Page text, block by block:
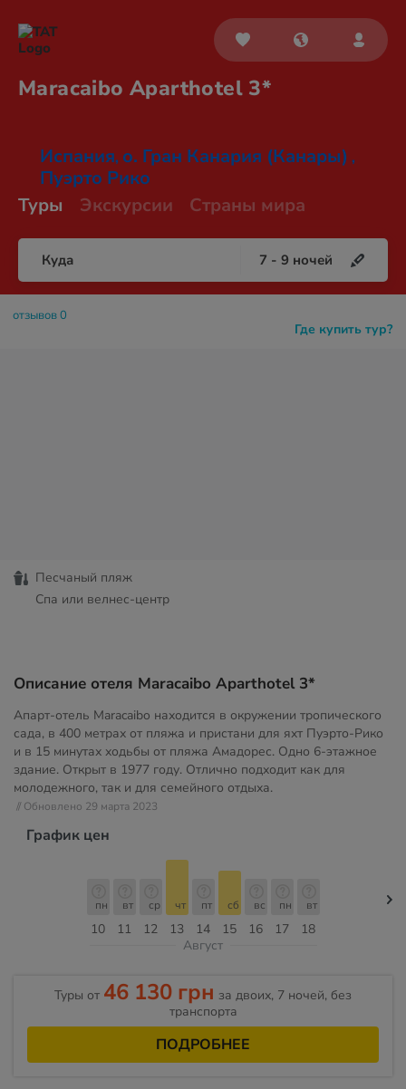
MaracaiboAparthotel 3*
Испания, о. Гран Канария (Канары) ,
Пуэрто Рико
Туры
Экскурсии Страны мира
Куда 7 - 9 ночей
Где купить тур?
отзывов 0
Песчаный пляж
Спа или велнес-центр
Описание отеля Maracaibo Aparthotel 3*
Апарт-отель Maracaibo находится в окружении тропического
сада, в 400 метрах от пляжа и пристани для яхт Пуэрто-Рико
и в 15 минутах ходьбы от пляжа Амадорес. Одно 6-этажное
здание. Открыт в 1977 году. Отлично подходит как для
молодежного, так и для семейного отдыха.
// Обновлено 29 марта 2023
График цен
10
пн
11
вт
12
ср
13
чт
14
пт
15
сб
16
вс
17
пн
18
вт
Август
Туры от 46 130 грн за двоих, 7 ночей, без
транспорта
ПОДРОБНЕЕ